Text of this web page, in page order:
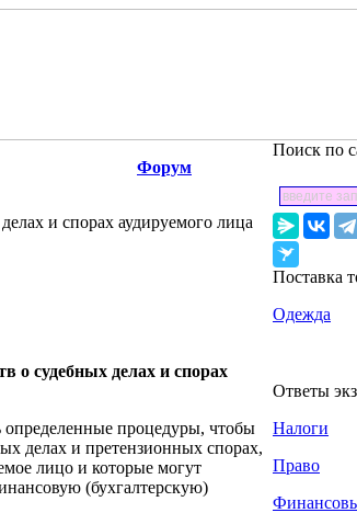
Форум
и спорах аудируемого лица
о судебных делах и спорах
процедуры, чтобы
делах и претензионных спорах,
лицо и которые могут
(бухгалтерскую)
Поиск по
Поставка
Одежда
Ответы
Налоги
Право